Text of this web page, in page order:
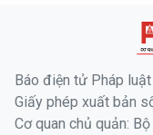
Báo điện tử Pháp
Giấy phép xuất bản
Cơ quan chủ quản: